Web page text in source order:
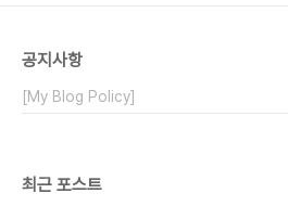
공지사항
[My Blog Policy]
최근 포스트